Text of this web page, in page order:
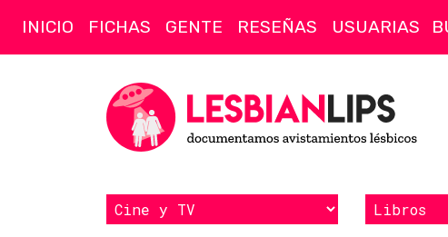
INICIO FICHAS GENTE RESEÑAS USUARIAS